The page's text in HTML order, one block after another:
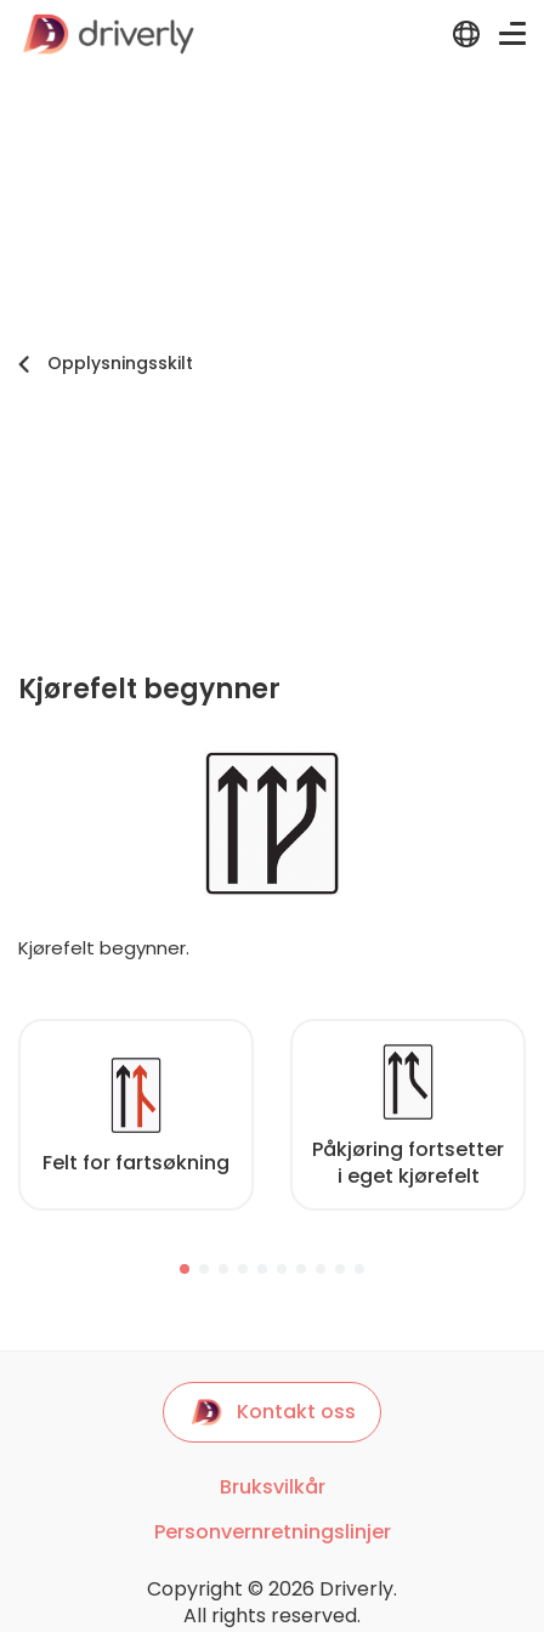
Opplysningsskilt
Kjørefelt begynner
Kjørefelt begynner.
Felt for fartsøkning
Påkjøring fortsetter
i eget kjørefelt
Kontakt oss
Bruksvilkår
Personvernretningslinjer
Copyright © 2026 Driverly.
All rights reserved.